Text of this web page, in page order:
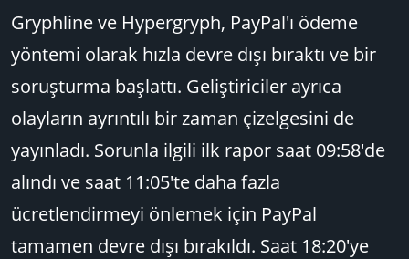
Gryphline ve Hypergryph, PayPal'ı ödeme
yöntemi olarak hızla devre dışı bıraktı ve bir
soruşturma başlattı. Geliştiriciler ayrıca
olayların ayrıntılı bir zaman çizelgesini de
yayınladı. Sorunla ilgili ilk rapor saat 09:58'de
alındı ve saat 11:05'te daha fazla
ücretlendirmeyi önlemek için PayPal
tamamen devre dışı bırakıldı. Saat 18:20'ye